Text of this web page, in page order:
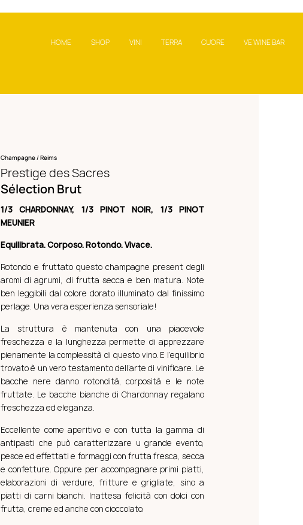
HOME SHOP VINI TERRA CUORE VE WINE BAR
Champagne / Reims
Prestige des Sacres
Sélection Brut
1/3 CHARDONNAY, 1/3 PINOT NOIR, 1/3 PINOT
MEUNIER
Equilibrata. Corposo. Rotondo. Vivace.
Rotondo e fruttato questo champagne present degli
aromi di agrumi, di frutta secca e ben matura. Note
ben leggibili dal colore dorato illuminato dal finissimo
perlage. Una vera esperienza sensoriale!
La struttura è mantenuta con una piacevole
freschezza e la lunghezza permette di apprezzare
pienamente la complessità di questo vino. E l’equilibrio
trovato è un vero testamento dell’arte di vinificare. Le
bacche nere danno rotondità, corposità e le note
fruttate. Le bacche bianche di Chardonnay regalano
freschezza ed eleganza.
Eccellente come aperitivo e con tutta la gamma di
antipasti che può caratterizzare u grande evento,
pesce ed effettati e formaggi con frutta fresca, secca
e confetture. Oppure per accompagnare primi piatti,
elaborazioni di verdure, fritture e grigliate, sino a
piatti di carni bianchi. Inattesa felicità con dolci con
frutta, creme ed anche con cioccolato.